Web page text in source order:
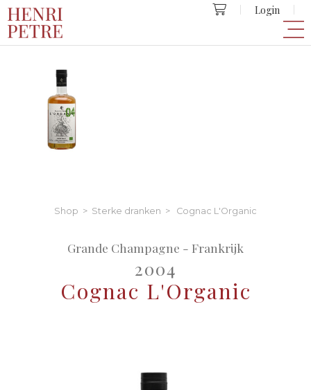
Login
Shop > Sterke dranken > Cognac L'Organic
Grande Champagne - Frankrijk
2004
Cognac L'Organic